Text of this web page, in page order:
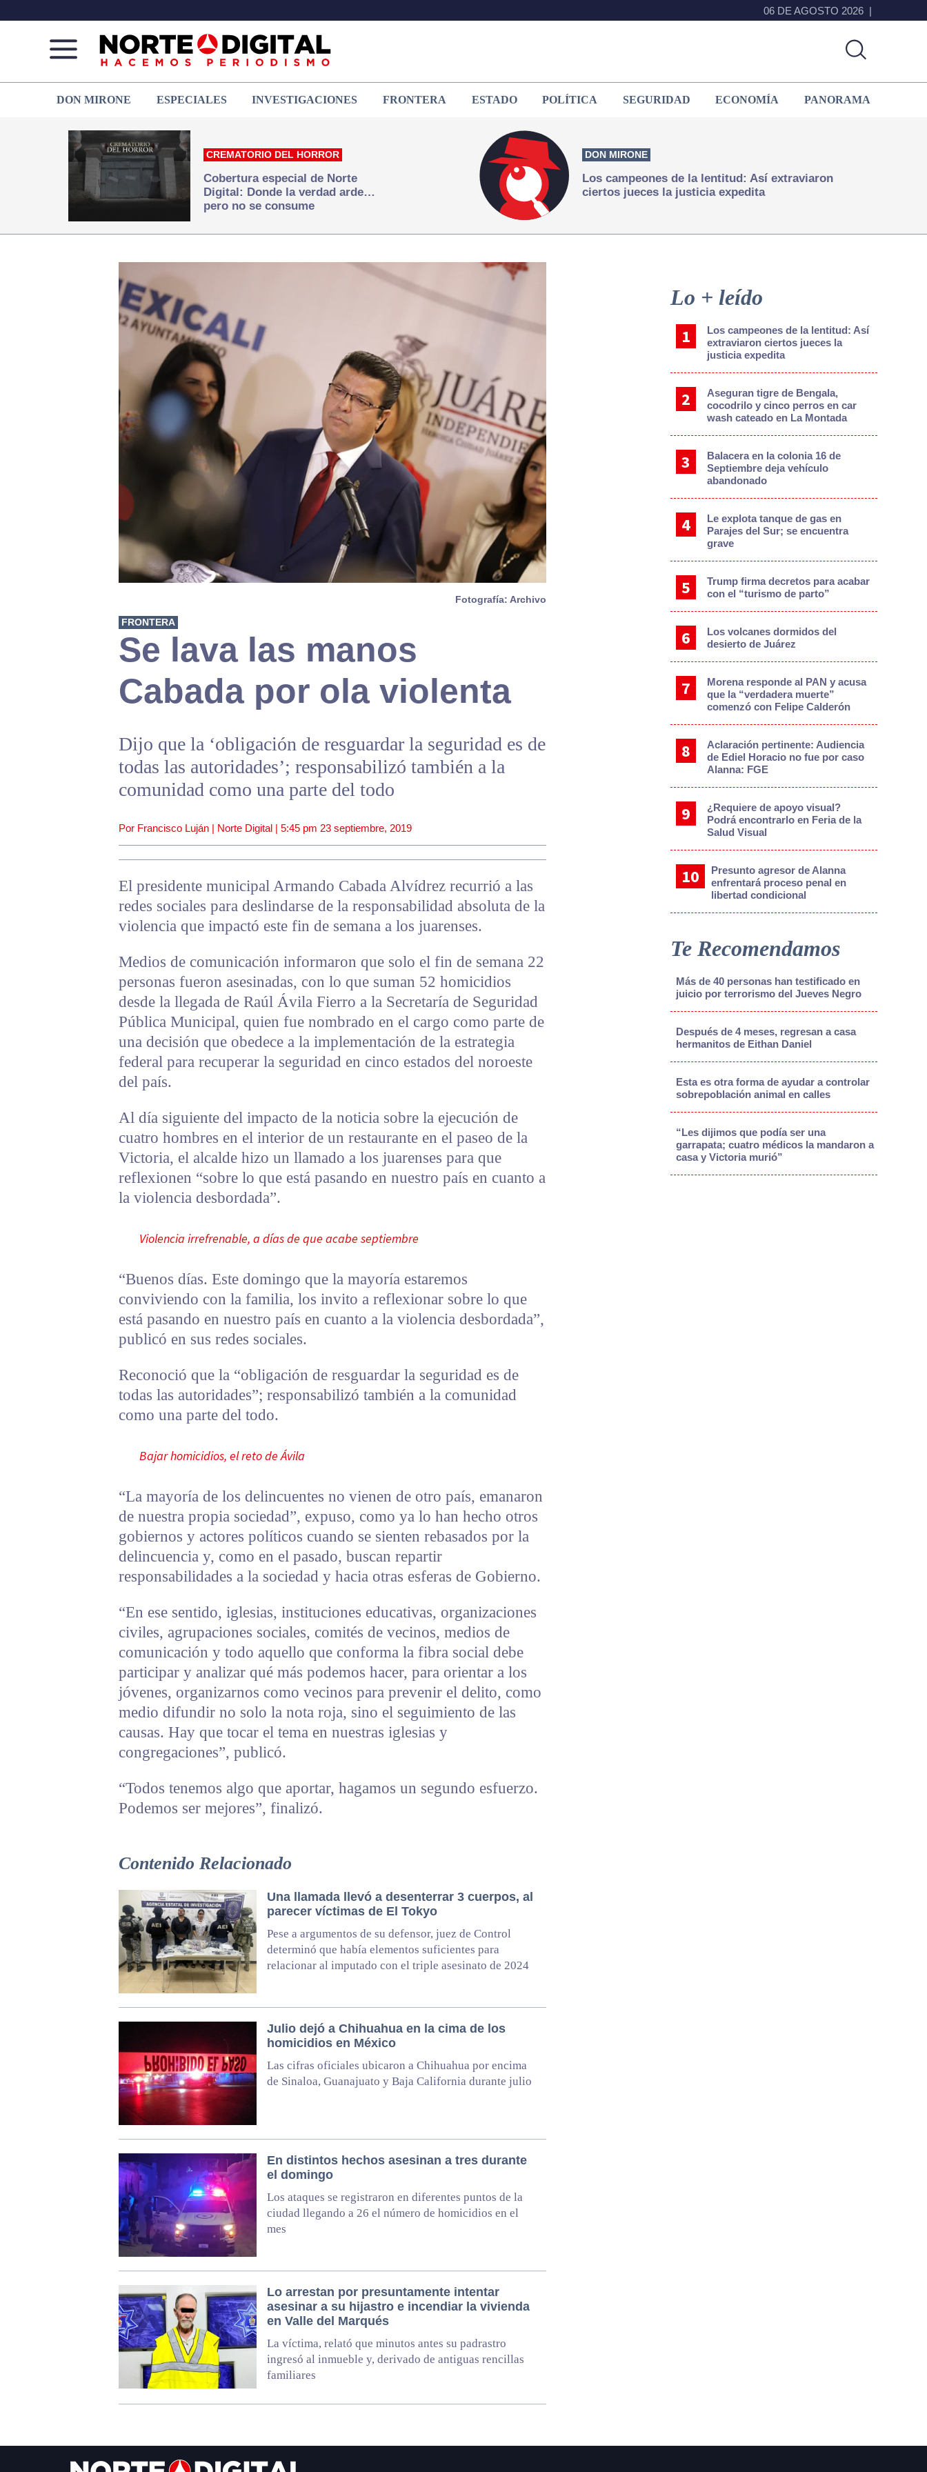
06 DE AGOSTO 2026
de
Juárez
que
hacemos periodismo
DON MIRONE ESPECIALES INVESTIGACIONES FRONTERA ESTADO POLÍTICA SEGURIDAD ECONOMÍA PANORAMA
CREMATORIO DEL HORROR
Cobertura especial de Norte
Digital: Donde la verdad arde…
pero no se consume
DON MIRONE
Los campeones de la lentitud: Así extraviaron
ciertos jueces la justicia expedita
Fotografía: Archivo
FRONTERA
Se lava las manos
Cabada por ola violenta
Dijo que la ‘obligación de resguardar la seguridad es de
todas las autoridades’; responsabilizó también a la
comunidad como una parte del todo
Por Francisco Luján | Norte Digital | 5:45 pm 23 septiembre, 2019
El presidente municipal Armando Cabada Alvídrez recurrió a las
redes sociales para deslindarse de la responsabilidad absoluta de la
violencia que impactó este fin de semana a los juarenses.
Medios de comunicación informaron que solo el fin de semana 22
personas fueron asesinadas, con lo que suman 52 homicidios
desde la llegada de Raúl Ávila Fierro a la Secretaría de Seguridad
Pública Municipal, quien fue nombrado en el cargo como parte de
una decisión que obedece a la implementación de la estrategia
federal para recuperar la seguridad en cinco estados del noroeste
del país.
Al día siguiente del impacto de la noticia sobre la ejecución de
cuatro hombres en el interior de un restaurante en el paseo de la
Victoria, el alcalde hizo un llamado a los juarenses para que
reflexionen “sobre lo que está pasando en nuestro país en cuanto a
la violencia desbordada”.
Violencia irrefrenable, a días de que acabe septiembre
“Buenos días. Este domingo que la mayoría estaremos
conviviendo con la familia, los invito a reflexionar sobre lo que
está pasando en nuestro país en cuanto a la violencia desbordada”,
publicó en sus redes sociales.
Reconoció que la “obligación de resguardar la seguridad es de
todas las autoridades”; responsabilizó también a la comunidad
como una parte del todo.
Bajar homicidios, el reto de Ávila
“La mayoría de los delincuentes no vienen de otro país, emanaron
de nuestra propia sociedad”, expuso, como ya lo han hecho otros
gobiernos y actores políticos cuando se sienten rebasados por la
delincuencia y, como en el pasado, buscan repartir
responsabilidades a la sociedad y hacia otras esferas de Gobierno.
“En ese sentido, iglesias, instituciones educativas, organizaciones
civiles, agrupaciones sociales, comités de vecinos, medios de
comunicación y todo aquello que conforma la fibra social debe
participar y analizar qué más podemos hacer, para orientar a los
jóvenes, organizarnos como vecinos para prevenir el delito, como
medio difundir no solo la nota roja, sino el seguimiento de las
causas. Hay que tocar el tema en nuestras iglesias y
congregaciones”, publicó.
“Todos tenemos algo que aportar, hagamos un segundo esfuerzo.
Podemos ser mejores”, finalizó.
Contenido Relacionado
Una llamada llevó a desenterrar 3 cuerpos, al
parecer víctimas de El Tokyo
Pese a argumentos de su defensor, juez de Control
determinó que había elementos suficientes para
relacionar al imputado con el triple asesinato de 2024
Julio dejó a Chihuahua en la cima de los
homicidios en México
Las cifras oficiales ubicaron a Chihuahua por encima
de Sinaloa, Guanajuato y Baja California durante julio
En distintos hechos asesinan a tres durante
el domingo
Los ataques se registraron en diferentes puntos de la
ciudad llegando a 26 el número de homicidios en el
mes
Lo arrestan por presuntamente intentar
asesinar a su hijastro e incendiar la vivienda
en Valle del Marqués
La víctima, relató que minutos antes su padrastro
ingresó al inmueble y, derivado de antiguas rencillas
familiares
Sidebar
Lo + leído
Los campeones de la lentitud: Así
extraviaron ciertos jueces la
justicia expedita
Aseguran tigre de Bengala,
cocodrilo y cinco perros en car
wash cateado en La Montada
Balacera en la colonia 16 de
Septiembre deja vehículo
abandonado
Le explota tanque de gas en
Parajes del Sur; se encuentra
grave
Trump firma decretos para acabar
con el “turismo de parto”
Los volcanes dormidos del
desierto de Juárez
Morena responde al PAN y acusa
que la “verdadera muerte”
comenzó con Felipe Calderón
Aclaración pertinente: Audiencia
de Ediel Horacio no fue por caso
Alanna: FGE
¿Requiere de apoyo visual?
Podrá encontrarlo en Feria de la
Salud Visual
Presunto agresor de Alanna
enfrentará proceso penal en
libertad condicional
Te Recomendamos
Más de 40 personas han testificado en
juicio por terrorismo del Jueves Negro
Después de 4 meses, regresan a casa
hermanitos de Eithan Daniel
Esta es otra forma de ayudar a controlar
sobrepoblación animal en calles
“Les dijimos que podía ser una
garrapata; cuatro médicos la mandaron a
casa y Victoria murió”